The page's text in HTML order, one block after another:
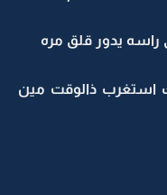
يدور قلق مره
ذالوقت مين